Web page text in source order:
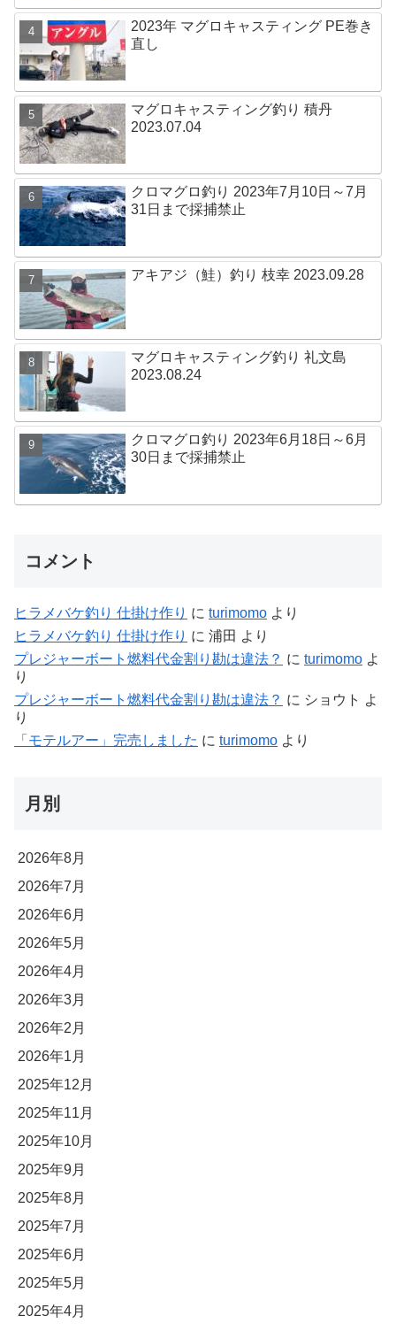
2023年 マグロキャスティング PE巻き
直し
マグロキャスティング釣り 積丹
2023.07.04
クロマグロ釣り 2023年7月10日～7月
31日まで採捕禁止
アキアジ（鮭）釣り 枝幸 2023.09.28
マグロキャスティング釣り 礼文島
2023.08.24
クロマグロ釣り 2023年6月18日～6月
30日まで採捕禁止
コメント
ヒラメバケ釣り 仕掛け作り に turimomo より
ヒラメバケ釣り 仕掛け作り に 浦田 より
プレジャーボート燃料代金割り勘は違法？ に turimomo よ
り
プレジャーボート燃料代金割り勘は違法？ に ショウト よ
り
「モテルアー」完売しました に turimomo より
月別
2026年8月
2026年7月
2026年6月
2026年5月
2026年4月
2026年3月
2026年2月
2026年1月
2025年12月
2025年11月
2025年10月
2025年9月
2025年8月
2025年7月
2025年6月
2025年5月
2025年4月